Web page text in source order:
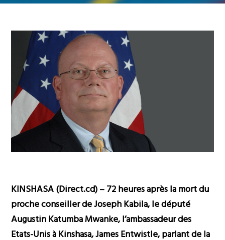
KINSHASA (Direct.cd) – 72 heures après la mort du
proche conseiller de Joseph Kabila, le député
Augustin Katumba Mwanke, l’ambassadeur des
Etats-Unis à Kinshasa, James Entwistle, parlant de la